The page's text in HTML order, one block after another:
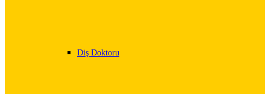
Diş Doktoru